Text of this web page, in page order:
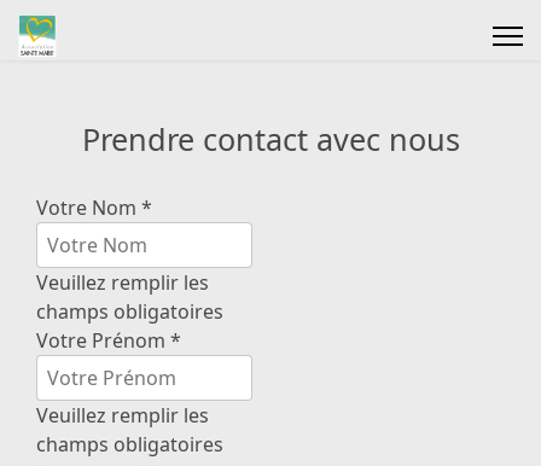
Prendre contact avec nous
Votre Nom *
Veuillez remplir les
champs obligatoires
Votre Prénom *
Veuillez remplir les
champs obligatoires